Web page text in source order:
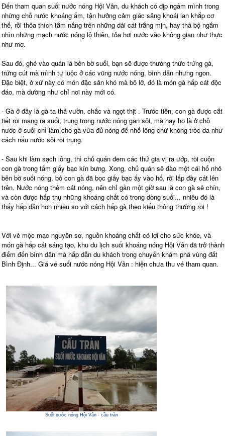
Đến tham quan suối nước nóng Hội Vân, du khách có dịp ngâm mình trong
những chỗ nước khoáng ấm, tận hưởng cảm giác sảng khoái lan khắp cơ
thể, rồi thỏa thích tắm nắng trên những dải cát trắng mịn, hay thả bộ ngắm
nhìn những mạch nước nóng lộ thiên, tỏa hơi nước vào không gian như thực
như mơ.
Sau đó, ghé vào quán lá bên bờ suối, bạn sẽ được thưởng thức trứng gà,
trứng cút mà mình tự luộc ở các vũng nước nóng, bình dân nhưng ngon.
Đặc biệt, ở xứ này có món đặc sản khó mà bỏ lỡ, đó là món gà hấp cát độc
đáo, mà dường như chỉ nơi này mới có.
- Gà ở đây là gà ta thả vườn, chắc và ngọt thịt . Trước tiên, con gà được cắt
tiết rồi mang ra suối, trụng trong nước nóng gần sôi, mà hay ho là ở chỗ
nước ở suối chỉ làm cho gà vừa đủ nóng để nhổ lông chứ không tróc da như
cách nấu nước sôi rồi trụng.
- Sau khi làm sạch lông, thì chủ quán đem các thứ gia vị ra ướp, rồi cuộn
con gà trong tấm giấy bạc kín bưng. Xong, chủ quán sẽ đào một cái hố nhỏ
bên bờ suối nóng, bỏ con gà đã bọc giấy bạc ấy vào hố, rồi lấp đầy cát lên
trên. Nước nóng thêm cát nóng, nên chỉ gần một giờ sau là con gà sẽ chín,
và còn được hấp thụ những khoáng chất có trong dòng suối... nhiêu đó là
thấy hấp dẫn hơn nhiều so với cách hấp gà theo kiểu thông thường rồi !
Với vẻ mộc mạc nguyên sơ, nguồn khoáng chất có lợi cho sức khỏe, và
món gà hấp cát sáng tạo, khu du lịch suối khoáng nóng Hội Vân đã trở thành
điểm đến bình dân mà hấp dẫn du khách trong chuyến khám phá vùng đất
Bình Định... Giá vé suối nước nóng Hội Vân : hiện chưa thu vé tham quan.
Suối nước nóng Hội Vân - cầu tràn